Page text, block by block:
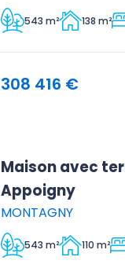
543 m² 138 m²
308 416 €
Maison avec
Appoigny
MONTAGNY
543 m² 110 m²